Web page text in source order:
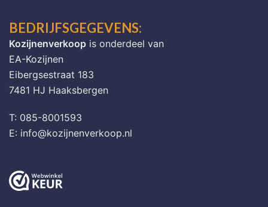
BEDRIJFSGEGEVENS:
Kozijnenverkoop is onderdeel van
EA-Kozijnen
Eibergsestraat 183
7481 HJ Haaksbergen
T: 085-8001593
E: info@kozijnenverkoop.nl